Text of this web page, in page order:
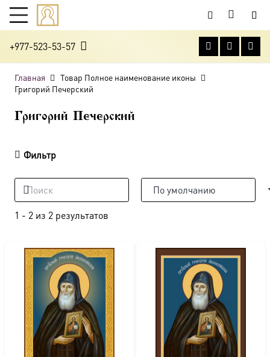
+977-523-53-57
Главная
Товар Полное наименование иконы
Григорий Печерский
Григорий Печерский
Фильтр
1 - 2 из 2 результатов